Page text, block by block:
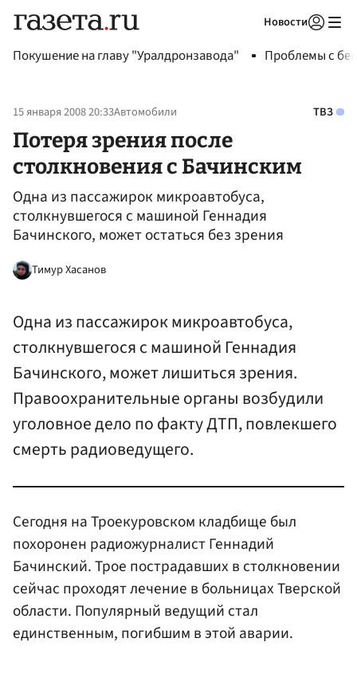
Новости
Покушение на главу "Уралдронзавода" Проблемы с
15 января 2008 20:33Автомобили ТВЗ
Потеря зрения после
столкновения с Бачинским
Одна из пассажирок микроавтобуса,
столкнувшегося с машиной Геннадия
Бачинского, может остаться без зрения
Тимур Хасанов
Одна из пассажирок микроавтобуса,
столкнувшегося с машиной Геннадия
Бачинского, может лишиться зрения.
Правоохранительные органы возбудили
уголовное дело по факту ДТП, повлекшего
смерть радиоведущего.
Сегодня на Троекуровском кладбище был
похоронен радиожурналист Геннадий
Бачинский. Трое пострадавших в столкновении
сейчас проходят лечение в больницах Тверской
области. Популярный ведущий стал
единственным, погибшим в этой аварии.